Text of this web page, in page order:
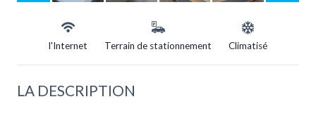
l'Internet Terrain de stationnement Climatisé
LA DESCRIPTION